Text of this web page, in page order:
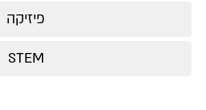
פיזיקה
STEM